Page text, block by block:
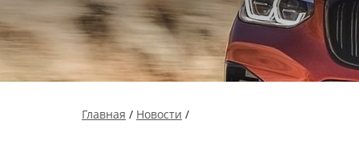
Главная / Новости /